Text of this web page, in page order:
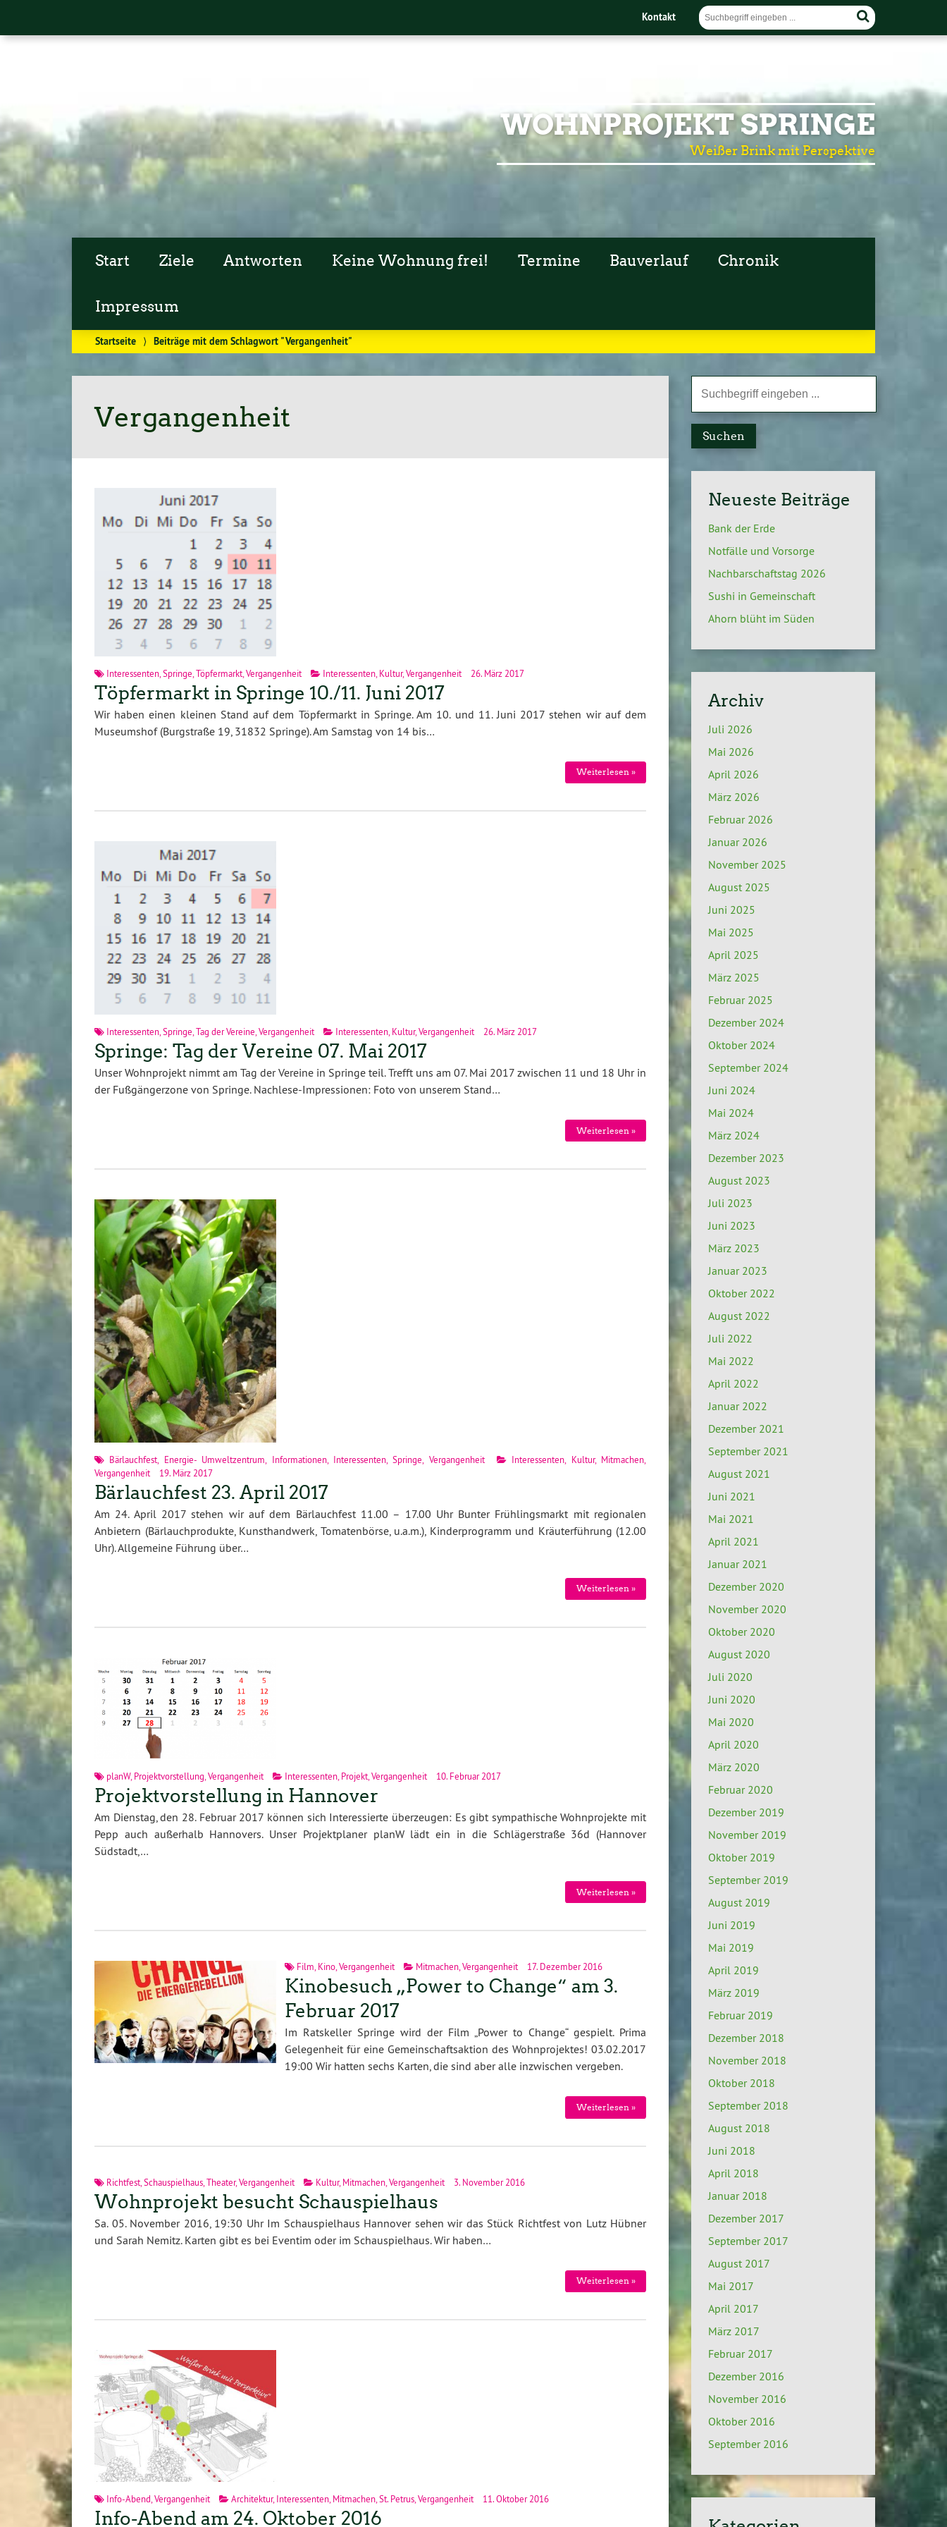
Kontakt
WOHNPROJEKT SPRINGE
Weißer Brink mit Perspektive
Start Ziele Antworten Keine Wohnung frei! Termine Bauverlauf Chronik
Impressum
Startseite ⟩ Beiträge mit dem Schlagwort "Vergangenheit"
Vergangenheit
Interessenten Springe Töpfermarkt Vergangenheit Interessenten Kultur,Vergangenheit 26. März 2017
Töpfermarkt in Springe 10./11. Juni 2017
Wir haben einen kleinen Stand auf dem Töpfermarkt in Springe. Am 10. und 11. Juni 2017 stehen wir auf dem
Museumshof (Burgstraße 19, 31832 Springe). Am Samstag von 14 bis…
Weiterlesen »
Interessenten Springe Tag der Vereine Vergangenheit Interessenten Kultur,Vergangenheit 26. März 2017
Springe: Tag der Vereine 07. Mai 2017
Unser Wohnprojekt nimmt am Tag der Vereine in Springe teil. Trefft uns am 07. Mai 2017 zwischen 11 und 18 Uhr in
der Fußgängerzone von Springe. Nachlese-Impressionen: Foto von unserem Stand…
Weiterlesen »
Bärlauchfest Energie- Umweltzentrum Informationen, Interessenten,Springe Vergangenheit Interessenten Kultur, Mitmachen
Vergangenheit
19. März 2017
Bärlauchfest 23. April 2017
Am 24. April 2017 stehen wir auf dem Bärlauchfest 11.00 – 17.00 Uhr Bunter Frühlingsmarkt mit regionalen
Anbietern (Bärlauchprodukte, Kunsthandwerk, Tomatenbörse, u.a.m.), Kinderprogramm und Kräuterführung (12.00
Uhr). Allgemeine Führung über…
Weiterlesen »
planW, Projektvorstellung Vergangenheit Interessenten Projekt Vergangenheit 10. Februar 2017
Projektvorstellung in Hannover
Am Dienstag, den 28. Februar 2017 können sich Interessierte überzeugen: Es gibt sympathische Wohnprojekte mit
Pepp auch außerhalb Hannovers. Unser Projektplaner planW lädt ein in die Schlägerstraße 36d (Hannover
Südstadt,…
Weiterlesen »
Film Kino, Vergangenheit Mitmachen, Vergangenheit 17. Dezember 2016
Kinobesuch „Power to Change“ am 3.
Februar 2017
Im Ratskeller Springe wird der Film „Power to Change“ gespielt. Prima
Gelegenheit für eine Gemeinschaftsaktion des Wohnprojektes! 03.02.2017
19:00 Wir hatten sechs Karten, die sind aber alle inzwischen vergeben.
Weiterlesen »
Richtfest Schauspielhaus Theater,Vergangenheit Kultur, Mitmachen Vergangenheit 3. November 2016
Wohnprojekt besucht Schauspielhaus
Sa. 05. November 2016, 19:30 Uhr Im Schauspielhaus Hannover sehen wir das Stück Richtfest von Lutz Hübner
und Sarah Nemitz. Karten gibt es bei Eventim oder im Schauspielhaus. Wir haben…
Weiterlesen »
Info-Abend Vergangenheit Architektur, Interessenten Mitmachen St. Petrus Vergangenheit 11. Oktober 2016
Info-Abend am 24. Oktober 2016
Suchen
Neueste Beiträge
Bank der Erde
Notfälle und Vorsorge
Nachbarschaftstag 2026
Sushi in Gemeinschaft
Ahorn blüht im Süden
Archiv
Juli 2026
Mai 2026
April 2026
März 2026
Februar 2026
Januar 2026
November 2025
August 2025
Juni 2025
Mai 2025
April 2025
März 2025
Februar 2025
Dezember 2024
Oktober 2024
September 2024
Juni 2024
Mai 2024
März 2024
Dezember 2023
August 2023
Juli 2023
Juni 2023
März 2023
Januar 2023
Oktober 2022
August 2022
Juli 2022
Mai 2022
April 2022
Januar 2022
Dezember 2021
September 2021
August 2021
Juni 2021
Mai 2021
April 2021
Januar 2021
Dezember 2020
November 2020
Oktober 2020
August 2020
Juli 2020
Juni 2020
Mai 2020
April 2020
März 2020
Februar 2020
Dezember 2019
November 2019
Oktober 2019
September 2019
August 2019
Juni 2019
Mai 2019
April 2019
März 2019
Februar 2019
Dezember 2018
November 2018
Oktober 2018
September 2018
August 2018
Juni 2018
April 2018
Januar 2018
Dezember 2017
September 2017
August 2017
Mai 2017
April 2017
März 2017
Februar 2017
Dezember 2016
November 2016
Oktober 2016
September 2016